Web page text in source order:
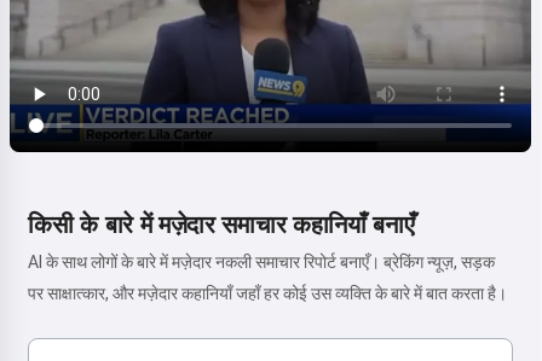
किसी के बारे में मज़ेदार समाचार कहानियाँ बनाएँ
AI के साथ लोगों के बारे में मज़ेदार नकली समाचार रिपोर्ट बनाएँ। ब्रेकिंग न्यूज़, सड़क
पर साक्षात्कार, और मज़ेदार कहानियाँ जहाँ हर कोई उस व्यक्ति के बारे में बात करता है।